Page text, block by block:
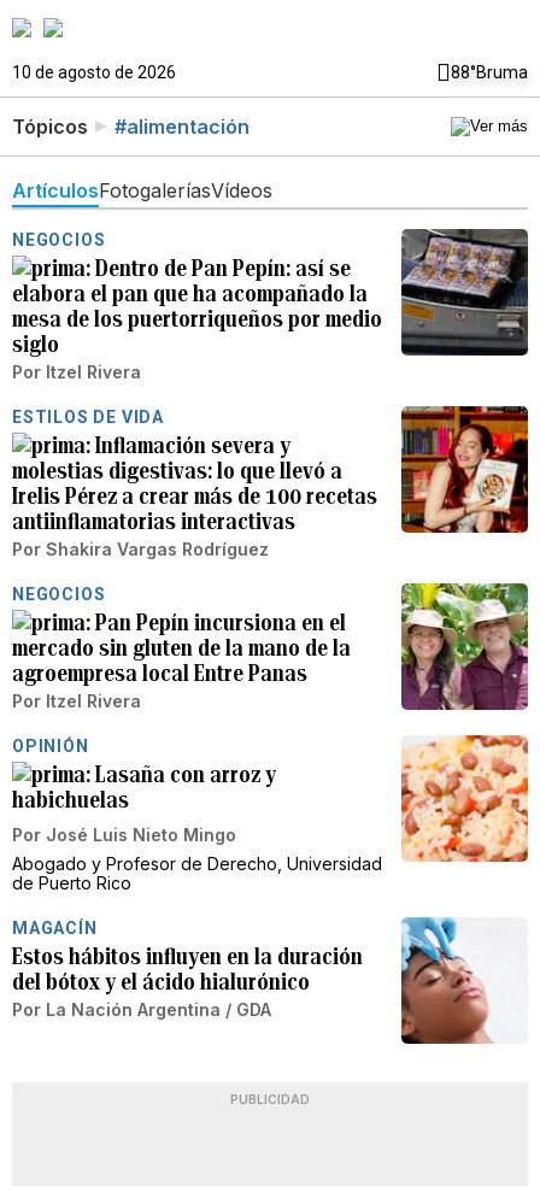
10 de agosto de 2026 88°Bruma
Tópicos #alimentación
ArtículosFotogaleríasVídeos
NEGOCIOS
Dentro de Pan Pepín: así se
elabora el pan que ha acompañado la
mesa de los puertorriqueños por medio
siglo
Por Itzel Rivera
ESTILOS DE VIDA
Inflamación severa y
molestias digestivas: lo que llevó a
Irelis Pérez a crear más de 100 recetas
antiinflamatorias interactivas
Por Shakira Vargas Rodríguez
NEGOCIOS
Pan Pepín incursiona en el
mercado sin gluten de la mano de la
agroempresa local Entre Panas
Por Itzel Rivera
OPINIÓN
Lasaña con arroz y
habichuelas
Por José Luis Nieto Mingo
Abogado y Profesor de Derecho, Universidad
de Puerto Rico
MAGACÍN
Estos hábitos influyen en la duración
del bótox y el ácido hialurónico
Por La Nación Argentina / GDA
PUBLICIDAD